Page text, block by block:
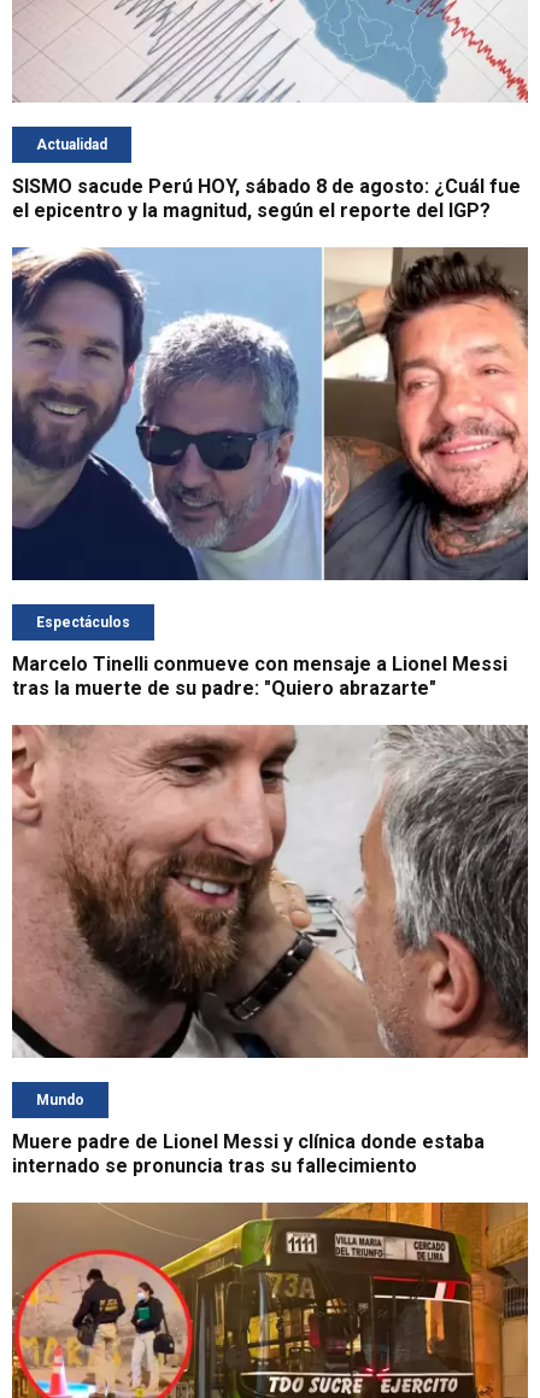
Actualidad
SISMO sacude Perú HOY, sábado 8 de agosto: ¿Cuál fue
el epicentro y la magnitud, según el reporte del IGP?
Espectáculos
Marcelo Tinelli conmueve con mensaje a Lionel Messi
tras la muerte de su padre: "Quiero abrazarte"
Mundo
Muere padre de Lionel Messi y clínica donde estaba
internado se pronuncia tras su fallecimiento